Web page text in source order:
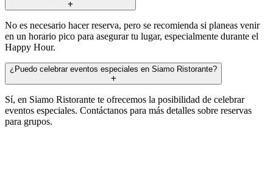
No es necesario hacer reserva, pero se recomienda si planeas venir
en un horario pico para asegurar tu lugar, especialmente durante el
Happy Hour.
¿Puedo celebrar eventos especiales en Siamo Ristorante?
Sí, en Siamo Ristorante te ofrecemos la posibilidad de celebrar
eventos especiales. Contáctanos para más detalles sobre reservas
para grupos.